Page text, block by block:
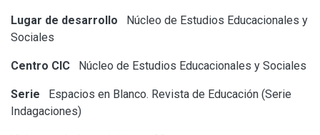
Lugar de desarrollo
Núcleo de Estudios Educacionales y
Sociales
Centro CIC Núcleo de Estudios Educacionales y Sociales
Serie
Espacios en Blanco. Revista de Educación (Serie
Indagaciones)